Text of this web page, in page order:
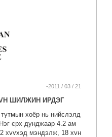
-2011 / 03 / 21
ШИЛЖИН ИРДЭГ
хоёр нь нийслэлд
єрх дунджаар 4.2 ам
хvvхэд мэндэлж, 18 хvн